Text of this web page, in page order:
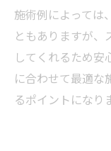
施術例によっては
ともありますが、
してくれるため安
に合わせて最適な
るポイントになり